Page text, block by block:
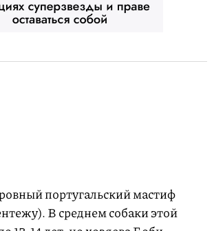
португальский мастиф
В среднем собаки этой